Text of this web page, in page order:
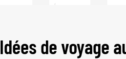
Idées de voyage